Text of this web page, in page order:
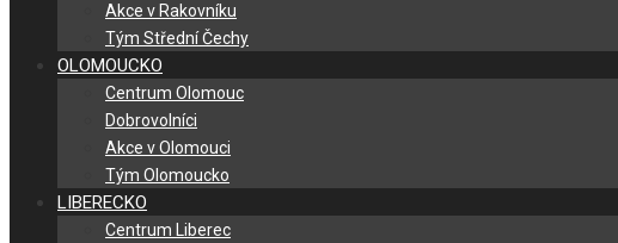
Akce v Rakovníku
Tým Střední Čechy
OLOMOUCKO
Centrum Olomouc
Dobrovolníci
Akce v Olomouci
Tým Olomoucko
LIBERECKO
Centrum Liberec